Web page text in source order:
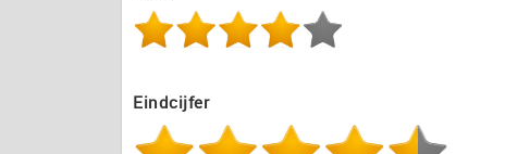
Eindcijfer